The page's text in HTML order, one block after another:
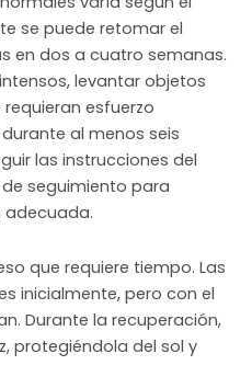
se puede retomar el
en dos a cuatro semanas.
levantar objetos
esfuerzo
al menos seis
las instrucciones del
seguimiento para
adecuada.
que requiere tiempo. Las
inicialmente, pero con el
Durante la recuperación,
protegiéndola del sol y